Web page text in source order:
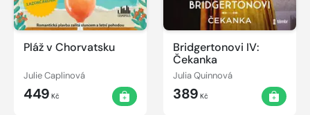
Pláž v Chorvatsku
Julie Caplinová
449 Kč
Bridgertonovi IV:
Čekanka
Julia Quinnová
389 Kč